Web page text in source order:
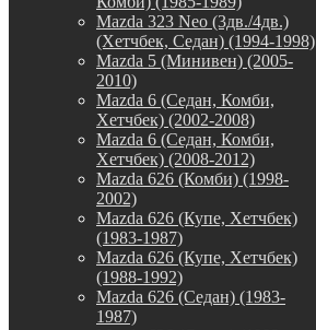
Mazda 323 Neo (3дв./4дв.)
(Хетчбек, Седан) (1994-1998)
Mazda 5 (Минивен) (2005-
2010)
Mazda 6 (Седан, Комби,
Хетчбек) (2002-2008)
Mazda 6 (Седан, Комби,
Хетчбек) (2008-2012)
Mazda 626 (Комби) (1998-
2002)
Mazda 626 (Купе, Хетчбек)
(1983-1987)
Mazda 626 (Купе, Хетчбек)
(1988-1992)
Mazda 626 (Седан) (1983-
1987)